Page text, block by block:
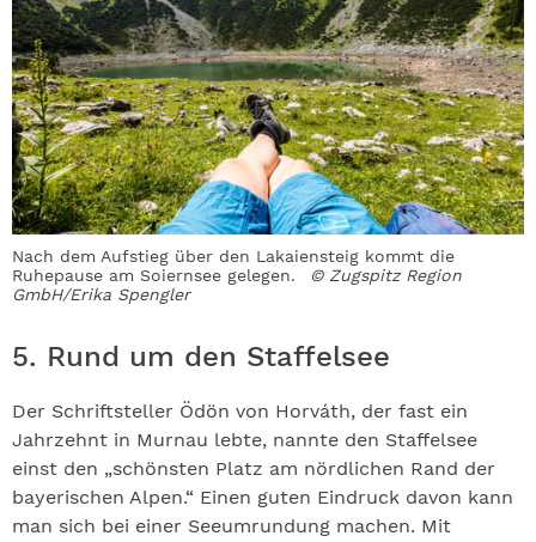
Nach dem Aufstieg über den Lakaiensteig kommt die
Ruhepause am Soiernsee gelegen.
© Zugspitz Region
GmbH/Erika Spengler
5. Rund um den Staffelsee
Der Schriftsteller Ödön von Horváth, der fast ein
Jahrzehnt in Murnau lebte, nannte den Staffelsee
einst den „schönsten Platz am nördlichen Rand der
bayerischen Alpen.“ Einen guten Eindruck davon kann
man sich bei einer Seeumrundung machen. Mit